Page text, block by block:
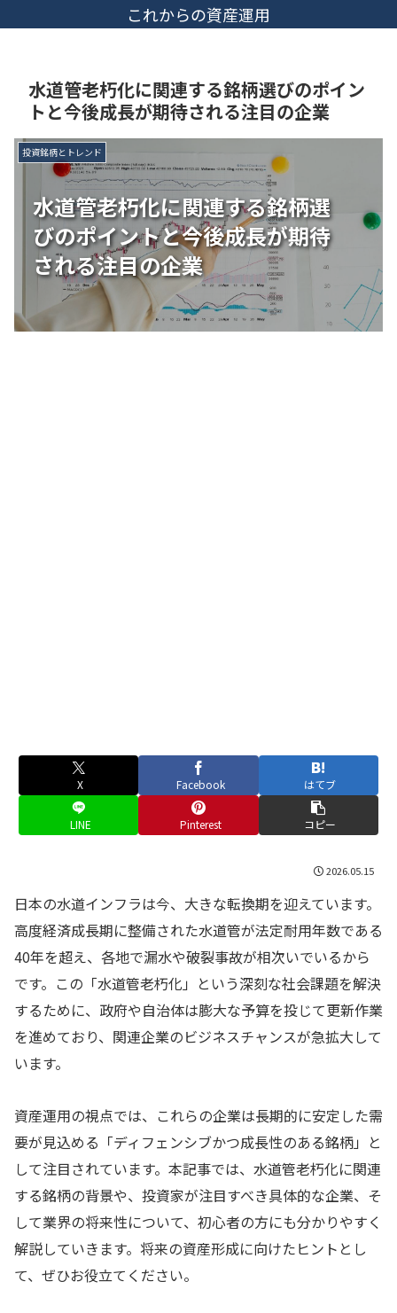
これからの資産運用
水道管老朽化に関連する銘柄選びのポイン
トと今後成長が期待される注目の企業
水道管老朽化に関連する銘柄選
びのポイントと今後成長が期待
される注目の企業
投資銘柄とトレンド
X Facebook はてブ
LINE Pinterest コピー
2026.05.15
日本の水道インフラは今、大きな転換期を迎えています。
高度経済成長期に整備された水道管が法定耐用年数である
40年を超え、各地で漏水や破裂事故が相次いでいるから
です。この「水道管老朽化」という深刻な社会課題を解決
するために、政府や自治体は膨大な予算を投じて更新作業
を進めており、関連企業のビジネスチャンスが急拡大して
います。
資産運用の視点では、これらの企業は長期的に安定した需
要が見込める「ディフェンシブかつ成長性のある銘柄」と
して注目されています。本記事では、水道管老朽化に関連
する銘柄の背景や、投資家が注目すべき具体的な企業、そ
して業界の将来性について、初心者の方にも分かりやすく
解説していきます。将来の資産形成に向けたヒントとし
て、ぜひお役立てください。